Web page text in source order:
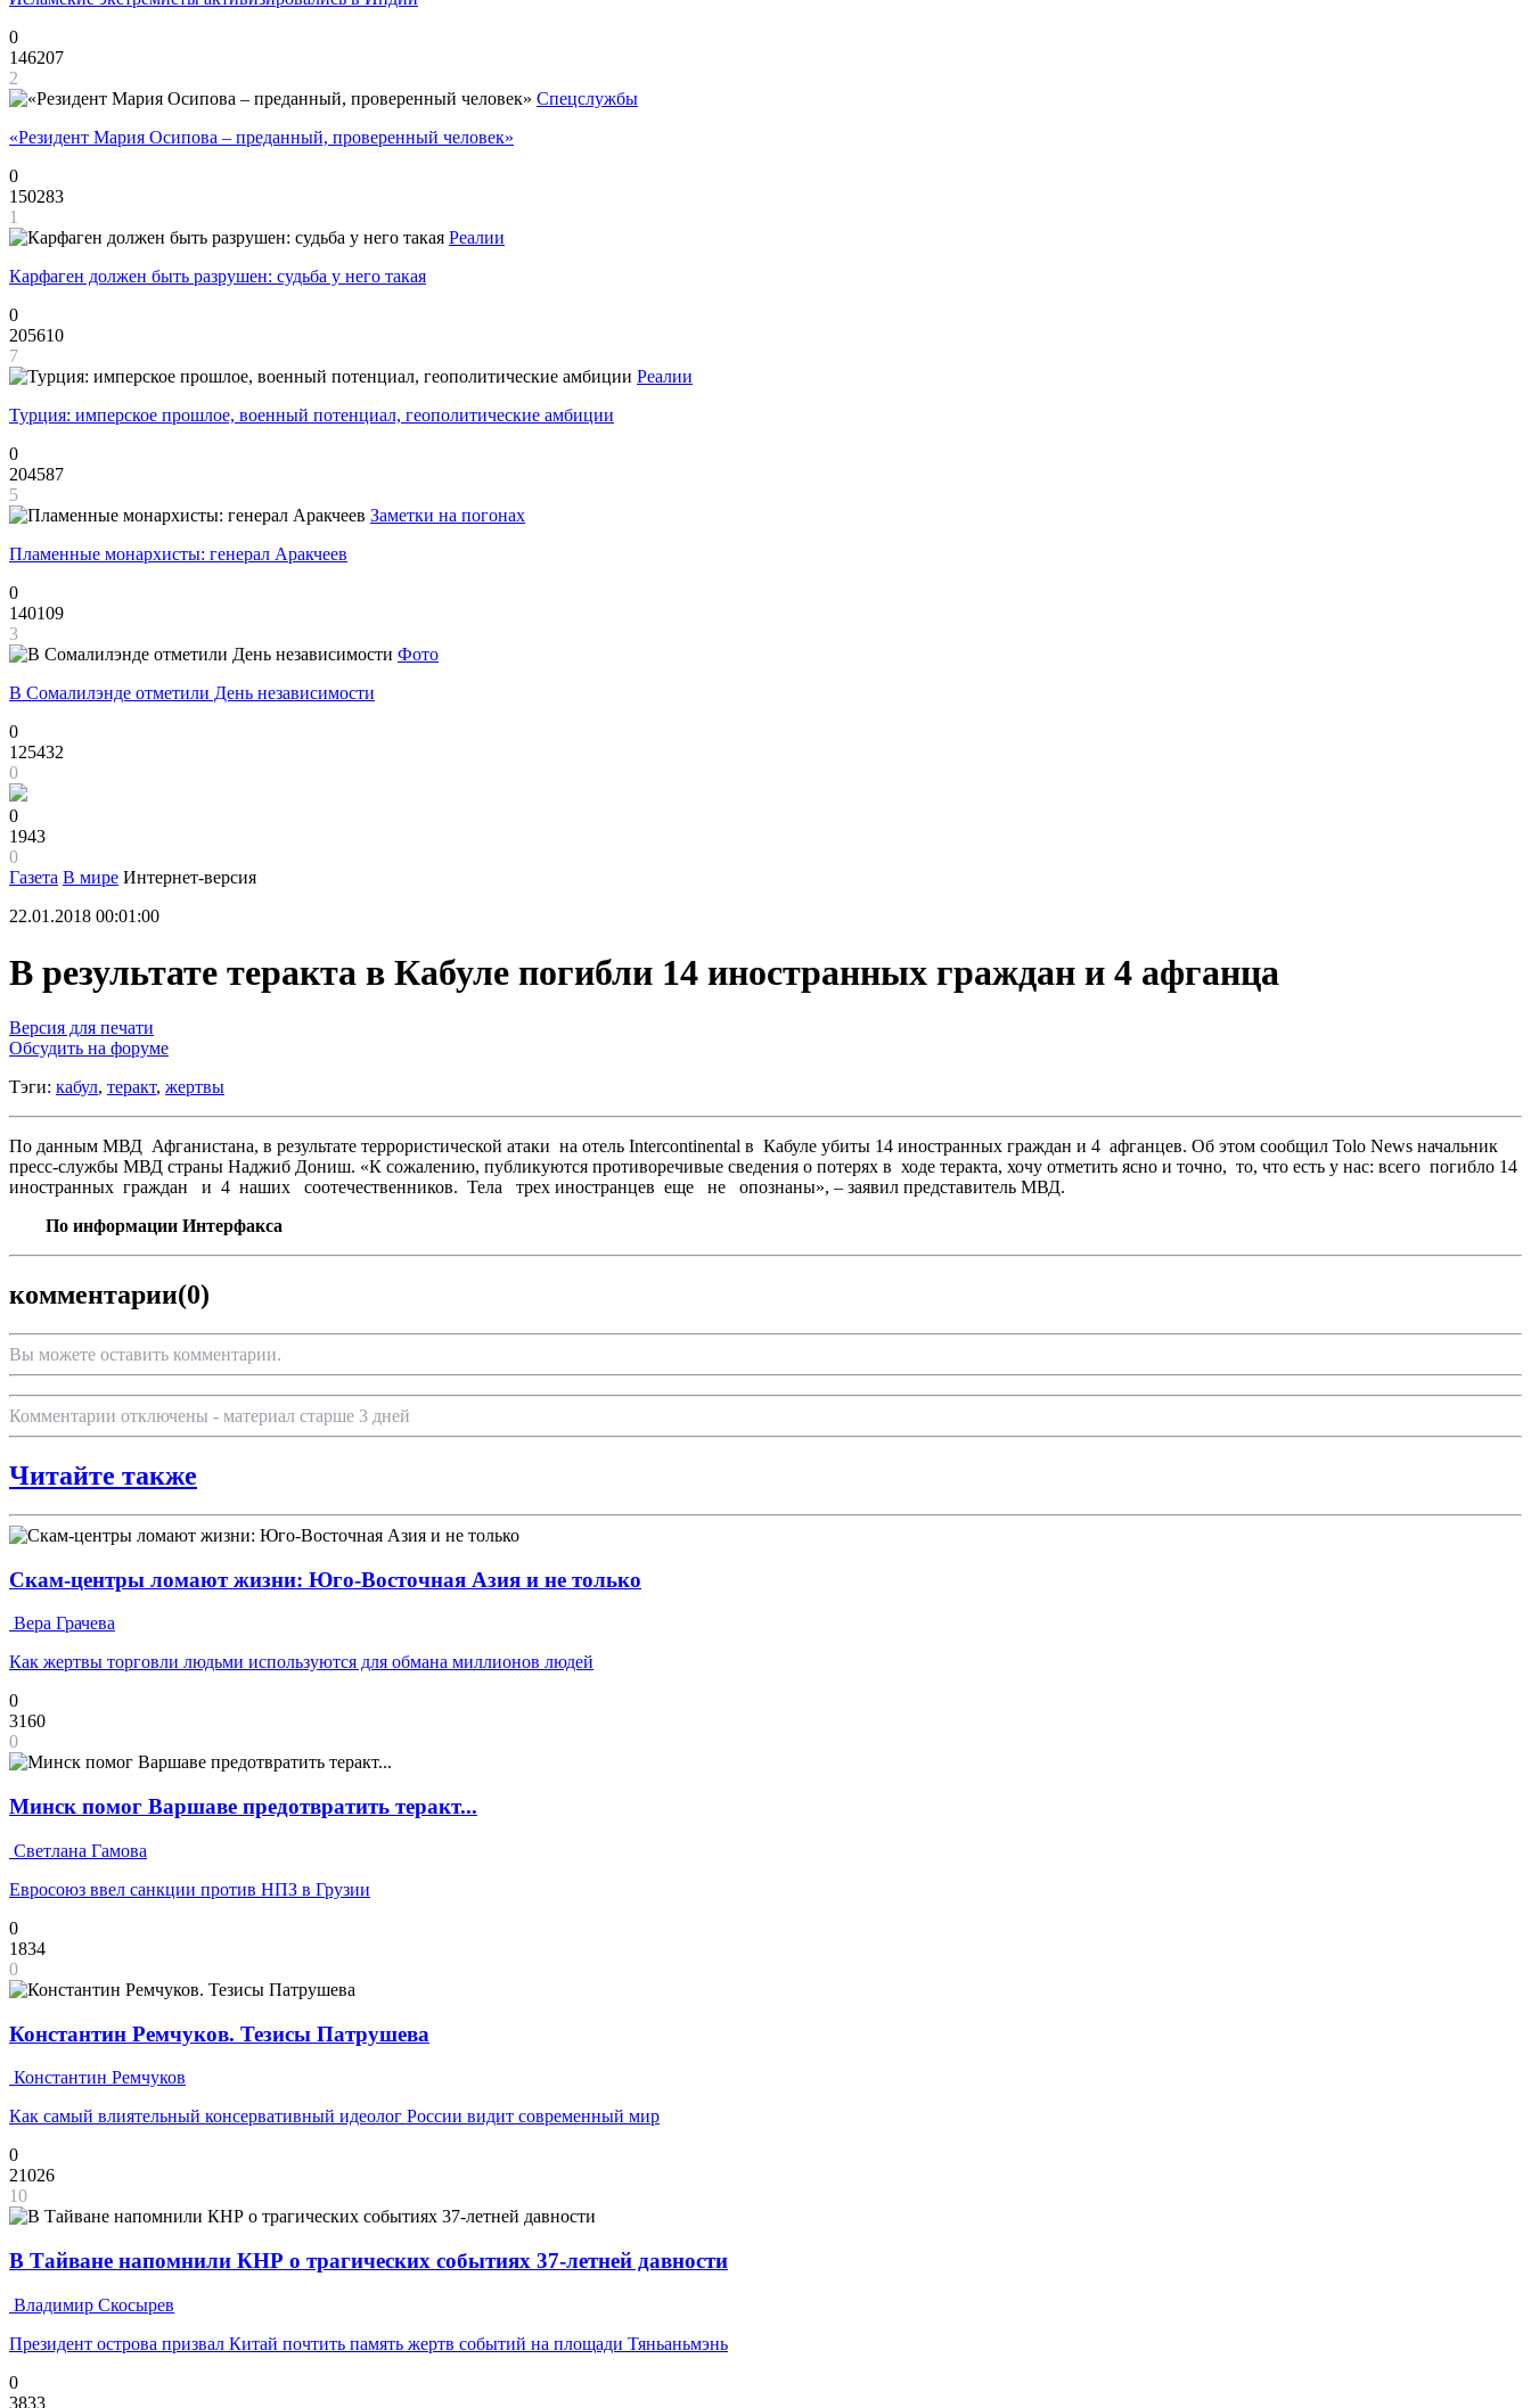
0
146207
2
Спецслужбы
«Резидент Мария Осипова – преданный, проверенный человек»
0
150283
1
Реалии
Карфаген должен быть разрушен: судьба у него такая
0
205610
7
Реалии
Турция: имперское прошлое, военный потенциал, геополитические амбиции
0
204587
5
Заметки на погонах
Пламенные монархисты: генерал Аракчеев
0
140109
3
Фото
В Сомалилэнде отметили День независимости
0
125432
0
0
1943
0
Газета В мире Интернет-версия
22.01.2018 00:01:00
В результате теракта в Кабуле погибли 14 иностранных граждан и 4 афганца
Версия для печати
Обсудить на форуме
Тэги: кабул, теракт, жертвы
По данным МВД Афганистана, в результате террористической атаки на отель Intercontinental в Кабуле убиты 14 иностранных граждан и 4 афганцев. Об этом сообщил Tolo News начальник
пресс-службы МВД страны Наджиб Дониш. «К сожалению, публикуются противоречивые сведения о потерях в ходе теракта, хочу отметить ясно и точно, то, что есть у нас: всего погибло 14
иностранных граждан и 4 наших соотечественников. Тела трех иностранцев еще не опознаны», – заявил представитель МВД.
По информации Интерфакса
комментарии(0)
Вы можете оставить комментарии.
Комментарии отключены - материал старше 3 дней
Читайте также
Скам-центры ломают жизни: Юго-Восточная Азия и не только
Вера Грачева
Как жертвы торговли людьми используются для обмана миллионов людей
0
3160
0
Минск помог Варшаве предотвратить теракт...
Светлана Гамова
Евросоюз ввел санкции против НПЗ в Грузии
0
1834
0
Константин Ремчуков. Тезисы Патрушева
Константин Ремчуков
Как самый влиятельный консервативный идеолог России видит современный мир
0
21026
10
В Тайване напомнили КНР о трагических событиях 37-летней давности
Владимир Скосырев
Президент острова призвал Китай почтить память жертв событий на площади Тяньаньмэнь
0
3833